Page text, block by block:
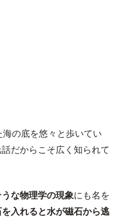
の底を悠々と歩いてい
だからこそ広く知られて
な物理学の現象にも名を
入れると水が磁石から逃